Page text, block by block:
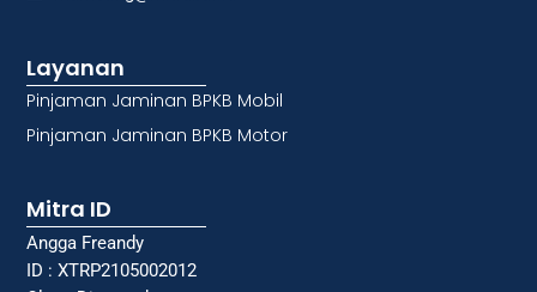
Layanan
Pinjaman Jaminan BPKB Mobil
Pinjaman Jaminan BPKB Motor
Mitra ID
Angga Freandy
ID : XTRP2105002012